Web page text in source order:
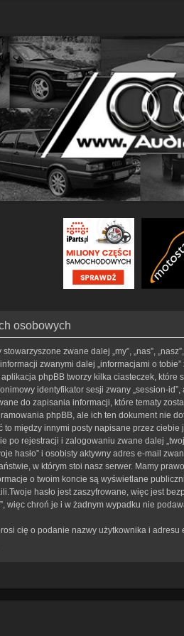
osobowych
zwane dalej „my”, „nas”,
informacji zwanymi dalej „informacjami o
phpBB tworzy kilka ciasteczek,
identyfikator sesji zwany „session-
do zapisania informacji, które tematy
phpBB, ale ich ten dokument nie
między innymi posty napisane przez
po rejestracji i zalogowaniu zwane dalej
hasło” i osobisty aktywny adres e-mail
w którym stoi nasz serwer. Mamy
o twoim koncie są wyświetlane
hasło jest zaszyfrowane, więc jest
więc chroń je i w żadnym wypadku nie
cię o podanie nazwy użytkownika i